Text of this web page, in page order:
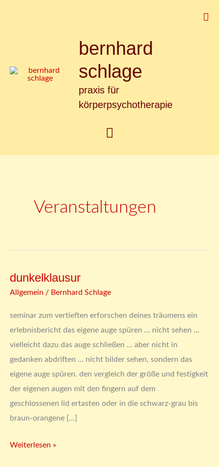
bernhard
schlage
praxis für
körperpsychotherapie
Hauptmenü
Veranstaltungen
dunkelklausur
Allgemein / Bernhard Schlage
seminar zum vertieften erforschen deines träumens ein
erlebnisbericht das eigene auge spüren … nicht sehen …
vielleicht dazu das auge schließen … aber nicht in
gedanken abdriften … nicht bilder sehen, sondern das
eigene auge spüren. den vergleich der größe und festigkeit
der eigenen augen mit den fingern auf dem
geschlossenen lid ertasten oder in die schwarz-grau bis
braun-orangene […]
dunkelklausur
Weiterlesen »